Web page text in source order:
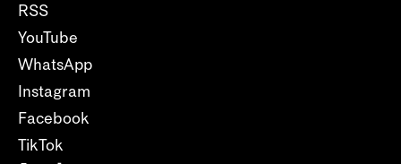
RSS
YouTube
WhatsApp
Instagram
Facebook
TikTok